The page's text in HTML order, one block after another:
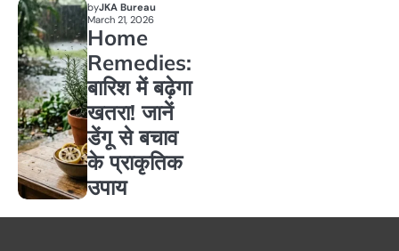
byJKA Bureau
March 21, 2026
Home
Remedies:
बारिश में बढ़ेगा
खतरा! जानें
डेंगू से बचाव
के प्राकृतिक
उपाय